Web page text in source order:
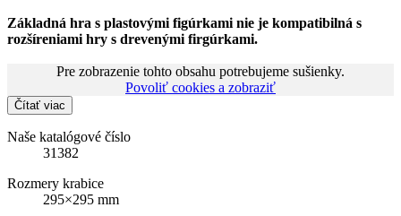
Základná hra s plastovými figúrkami nie je kompatibilná s
rozšíreniami hry s drevenými firgúrkami.
Pre zobrazenie tohto obsahu potrebujeme sušienky.
Povoliť cookies a zobraziť
Čítať viac
Naše katalógové číslo
31382
Rozmery krabice
295×295 mm